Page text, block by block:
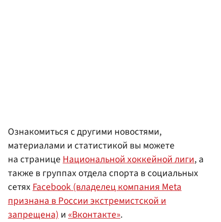
Ознакомиться с другими новостями,
материалами и статистикой вы можете
на странице Национальной хоккейной лиги, а
также в группах отдела спорта в социальных
сетях Facebook (владелец компания Meta
признана в России экстремистской и
запрещена) и«Вконтакте».